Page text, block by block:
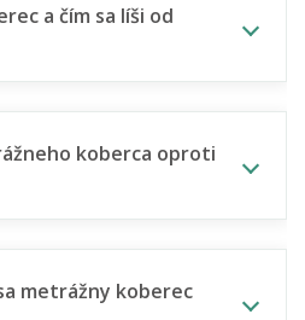
a čím sa líši od
koberca oproti
metrážny koberec